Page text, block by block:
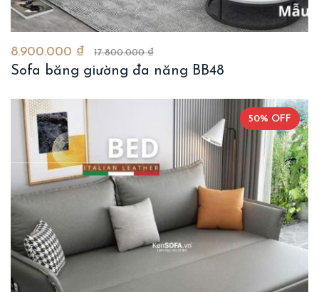
8.900.000 ₫ 17.800.000 ₫
Sofa băng giường đa năng BB48
50% OFF